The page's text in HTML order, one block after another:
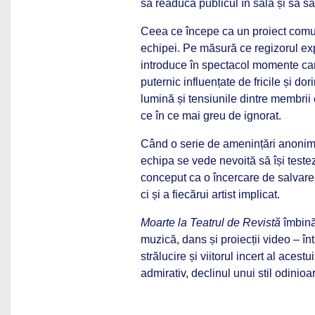
să readucă publicul în sală și să
Ceea ce începe ca un proiect
echipei. Pe măsură ce regizorul
introduce în spectacol momente
puternic influențate de fricile și
lumină și tensiunile dintre
ce în ce mai greu de ignorat.
Când o serie de amenințări
echipa se vede nevoită să își
conceput ca o încercare de
ci și a fiecărui artist implicat.
Moarte la Teatrul de Revistă
muzică, dans și proiecții video –
strălucire și viitorul incert al
admirativ, declinul unui stil